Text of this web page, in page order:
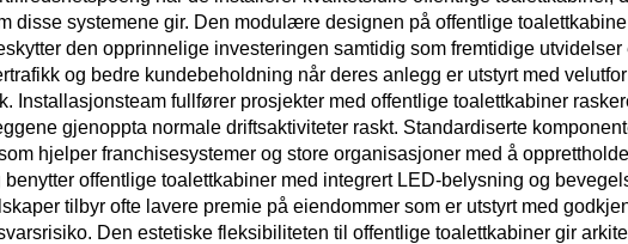
disse systemene gir. Den modulære designen på offentlige
den opprinnelige investeringen samtidig som fremtidige
og bedre kundebeholdning når deres anlegg er utstyrt med
Installasjonsteam fullfører prosjekter med offentlige toalettkabiner
gjenoppta normale driftsaktiviteter raskt. Standardiserte
hjelper franchisesystemer og store organisasjoner med å
offentlige toalettkabiner med integrert LED-belysning og
tilbyr ofte lavere premie på eiendommer som er utstyrt med
Den estetiske fleksibiliteten til offentlige toalettkabiner gir